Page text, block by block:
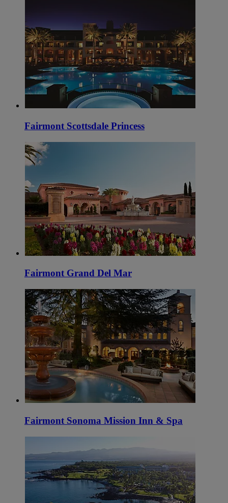
Fairmont Scottsdale Princess
Fairmont Grand Del Mar
Fairmont Sonoma Mission Inn & Spa